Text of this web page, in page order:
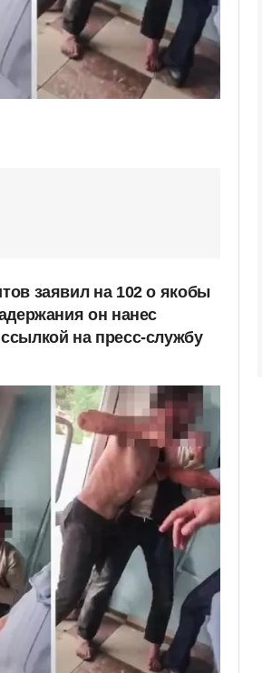
заявил на 102 о якобы
он нанес
на пресс-службу